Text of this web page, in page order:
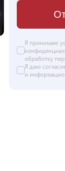
Я принимаю
обработку
Я даю
и